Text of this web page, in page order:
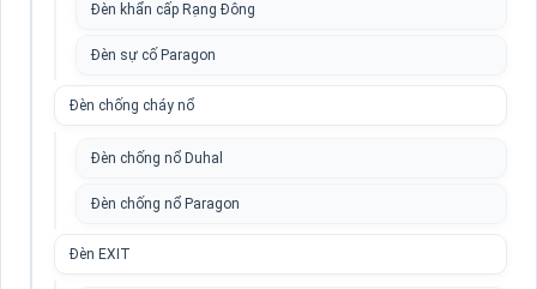
Đèn khẩn cấp Rạng Đông
Đèn sự cố Paragon
Đèn chống cháy nổ
Đèn chống nổ Duhal
Đèn chống nổ Paragon
Đèn EXIT